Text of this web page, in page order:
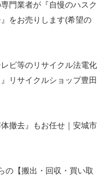
門業者が『自慢のハスク
をお売りします(希望の
ビ等のリサイクル法電化
リサイクルショップ豊田
撤去』もお任せ｜安城市
の【搬出・回収・買い取